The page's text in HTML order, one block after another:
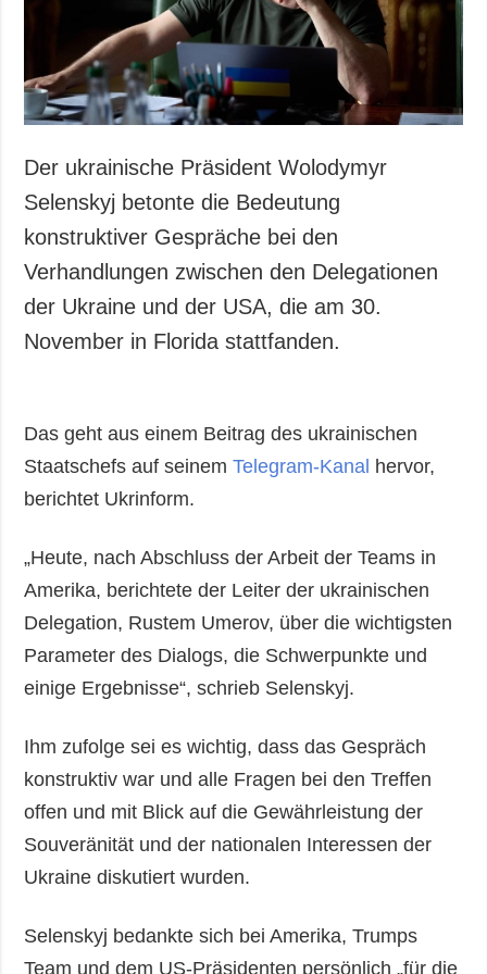
Der ukrainische Präsident Wolodymyr
Selenskyj betonte die Bedeutung
konstruktiver Gespräche bei den
Verhandlungen zwischen den Delegationen
der Ukraine und der USA, die am 30.
November in Florida stattfanden.
Das geht aus einem Beitrag des ukrainischen
Staatschefs auf seinemTelegram-Kanal hervor,
berichtet Ukrinform.
„Heute, nach Abschluss der Arbeit der Teams in
Amerika, berichtete der Leiter der ukrainischen
Delegation, Rustem Umerov, über die wichtigsten
Parameter des Dialogs, die Schwerpunkte und
einige Ergebnisse“, schrieb Selenskyj.
Ihm zufolge sei es wichtig, dass das Gespräch
konstruktiv war und alle Fragen bei den Treffen
offen und mit Blick auf die Gewährleistung der
Souveränität und der nationalen Interessen der
Ukraine diskutiert wurden.
Selenskyj bedankte sich bei Amerika, Trumps
Team und dem US-Präsidenten persönlich „für die